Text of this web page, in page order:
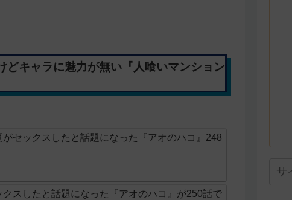
キャラに魅力が無い『人喰いマンション
セックスしたと話題になった『アオのハコ』248
スしたと話題になった『アオのハコ』が250話で